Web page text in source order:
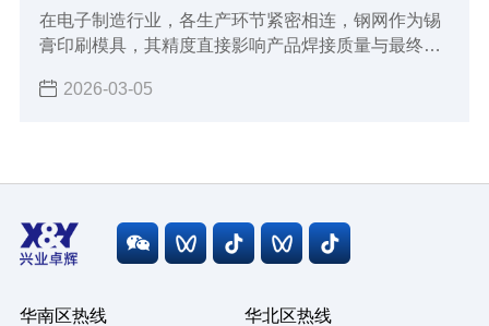
在电子制造行业，各生产环节紧密相连，钢网作为锡
膏印刷模具，其精度直接影响产品焊接质量与最终良
2026-03-05
华南区热线 华北区热线